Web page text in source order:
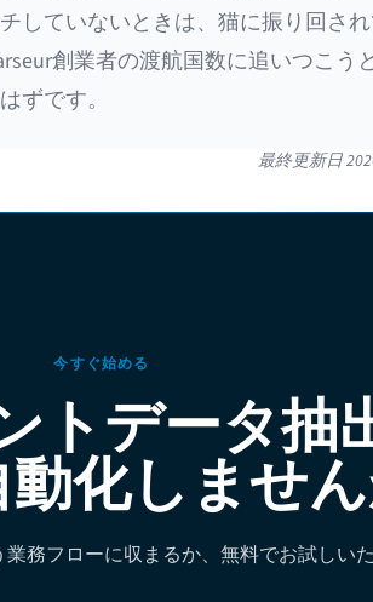
していないときは、猫に振り回さ
創業者の渡航国数に追いつこう
ずです。
最終更新日
今すぐ始める
トデータ抽
化しませ
務フローに収まるか、無料でお試しいた